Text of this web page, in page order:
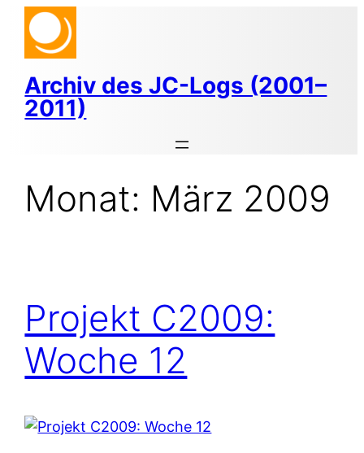
Zum
Inhalt
springen
Archiv des JC-Logs (2001–
2011)
Monat: März 2009
Projekt C2009:
Woche 12